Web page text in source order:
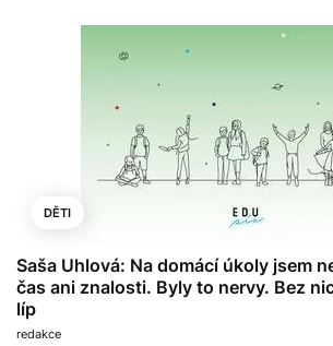
DĚTI
Saša Uhlová: Na domácí úkoly jsem
čas ani znalosti. Byly to nervy. Bez
líp
redakce